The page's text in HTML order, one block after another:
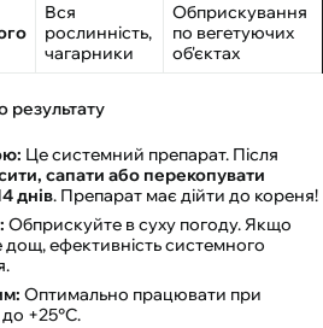
Вся
рослинність,
чагарники
Обприскування
по вегетуючих
об'єктах
результату
Це системний препарат. Після
сапати або перекопувати
днів. Препарат має дійти до кореня!
Обприскуйте в суху погоду. Якщо
дощ, ефективність системного
Оптимально працювати при
до +25°C.